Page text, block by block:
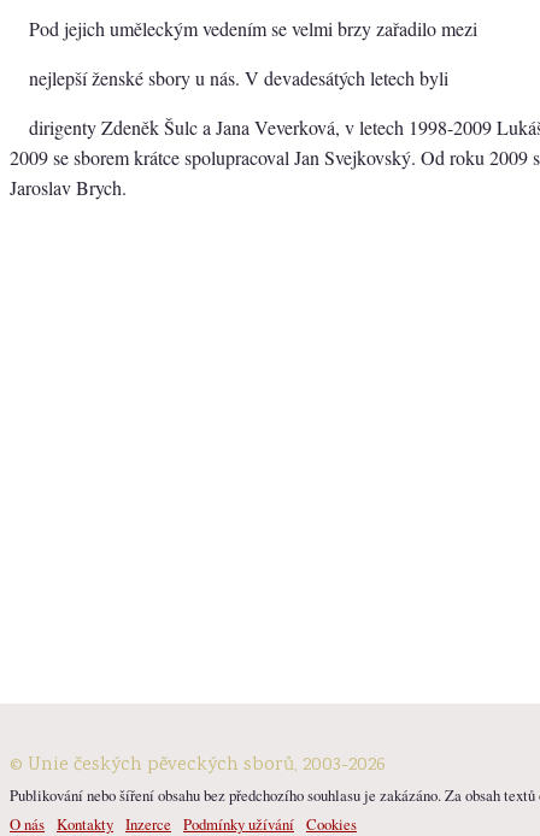
Pod jejich uměleckým vedením se velmi brzy zařadilo mezi
nejlepší ženské sbory u nás. V devadesátých letech byli
dirigenty Zdeněk Šulc a Jana Veverková, v letech 1998-2009
2009 se sborem krátce spolupracoval Jan Svejkovský. Od roku 2009
Jaroslav Brych.
© Unie českých pěveckých sborů, 2003-2026
Publikování nebo šíření obsahu bez předchozího souhlasu je zakázáno. Za obsah
O nás Kontakty Inzerce Podmínky užívání Cookies